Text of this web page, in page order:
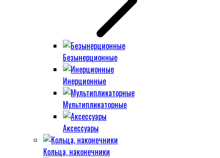
Безынерционные
Инерционные
Мультипликаторные
Аксессуары
Кольца, наконечники